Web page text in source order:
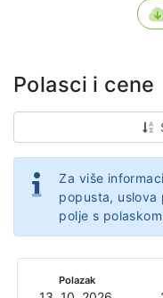
Polasci i cene
Za više
popusta, uslova
polje s
Polazak